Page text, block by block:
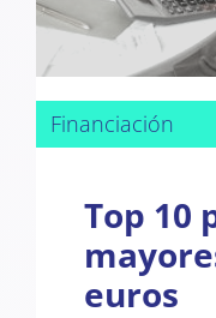
Financiación
Top 10
euros